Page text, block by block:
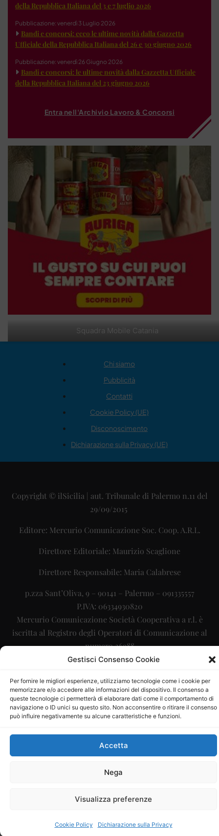
Gestisci Consenso Cookie
Per fornire le migliori esperienze, utilizziamo tecnologie come i cookie per
memorizzare e/o accedere alle informazioni del dispositivo. Il consenso a
queste tecnologie ci permetterà di elaborare dati come il comportamento di
navigazione o ID unici su questo sito. Non acconsentire o ritirare il consenso
può influire negativamente su alcune caratteristiche e funzioni.
Accetta
Nega
Visualizza preferenze
Cookie Policy Dichiarazione sulla Privacy
Squadra Mobile Catania
della Repubblica Italiana del 3 e 7 luglio 2026
Pubblicazione: venerdì 3 Luglio 2026
Bandi e concorsi: ecco le ultime novità dalla Gazzetta
Ufficiale della Repubblica Italiana del 26 e 30 giugno 2026
Pubblicazione: venerdì 26 Giugno 2026
Bandi e concorsi: le ultime novità dalla Gazzetta Ufficiale
della Repubblica Italiana del 23 giugno 2026
Entra nell'Archivio Lavoro & Concorsi
Chi siamo
Pubblicità
Contatti
Cookie Policy (UE)
Disconoscimento
Dichiarazione sulla Privacy (UE)
Copyright © ilSicilia | aut. Tribunale di Palermo n.11 del
29/09/2015
Editore: Mercurio Comunicazione Soc. Coop. A.R.L.
Direttore Editoriale: Maurizio Scaglione
Direttore Responsabile: Maria Calabrese
p.zza Sant’Oliva, 9 – 90141 – Palermo – 091335557
P.IVA: 06334930820
Mercurio Comunicazione Società Cooperativa a r.l. è
iscritta al Registro degli Operatori di Comunicazione al
numero 26988